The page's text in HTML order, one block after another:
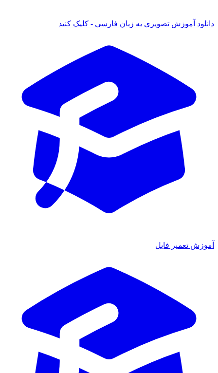
دانلود آموزش تصویری به زبان فارسی - کلیک کنید
آموزش تعمیر فایل